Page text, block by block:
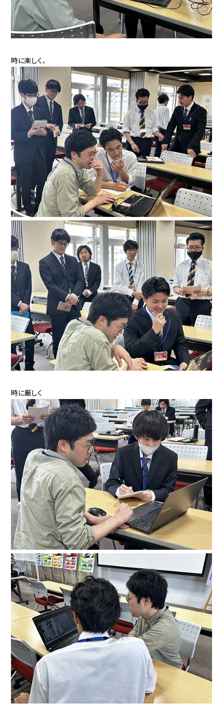
時に楽しく、
時に厳しく